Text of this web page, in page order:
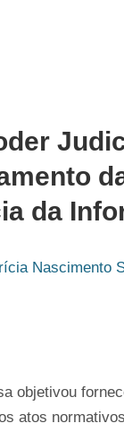
da
Nascimento
objetivou
atos